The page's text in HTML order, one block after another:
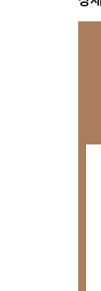
수
*
부
알